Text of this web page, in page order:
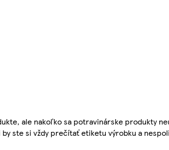
ale nakoľko sa potravinárske produkty
ste si vždy prečítať etiketu výrobku a